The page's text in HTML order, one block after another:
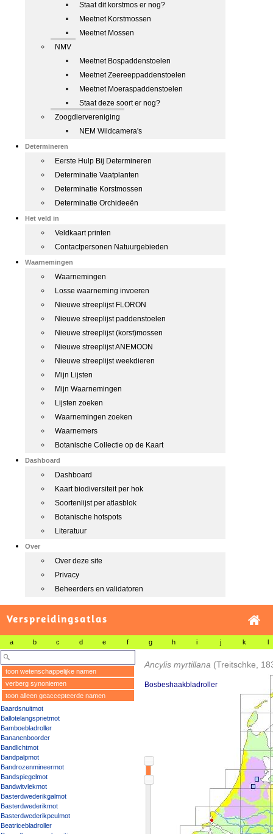
Staat dit korstmos er nog?
Meetnet Korstmossen
Meetnet Mossen
NMV
Meetnet Bospaddenstoelen
Meetnet Zeereeppaddenstoelen
Meetnet Moeraspaddenstoelen
Staat deze soort er nog?
Zoogdiervereniging
NEM Wildcamera's
Determineren
Eerste Hulp Bij Determineren
Determinatie Vaatplanten
Determinatie Korstmossen
Determinatie Orchideeën
Het veld in
Veldkaart printen
Contactpersonen Natuurgebieden
Waarnemingen
Waarnemingen
Losse waarneming invoeren
Nieuwe streeplijst FLORON
Nieuwe streeplijst paddenstoelen
Nieuwe streeplijst (korst)mossen
Nieuwe streeplijst ANEMOON
Nieuwe streeplijst weekdieren
Mijn Lijsten
Mijn Waarnemingen
Lijsten zoeken
Waarnemingen zoeken
Waarnemers
Botanische Collectie op de Kaart
Dashboard
Dashboard
Kaart biodiversiteit per hok
Soortenlijst per atlasblok
Botanische hotspots
Literatuur
Over
Over deze site
Privacy
Beheerders en validatoren
Verspreidingsatlas
a b c d e f g h i j k l
toon wetenschappelijke namen
verberg synoniemen
toon alleen geaccepteerde namen
Baardsnuitmot
Ballotelangsprietmot
Bamboebladroller
Bananenboorder
Bandlichtmot
Bandpalpmot
Bandrozenmineermot
Bandspiegelmot
Bandwitvlekmot
Basterdwederikgalmot
Basterdwederikmot
Basterdwederikpeulmot
Beatricebladroller
Ancylis myrtillana (Treitschke,
Bosbeshaakbladroller